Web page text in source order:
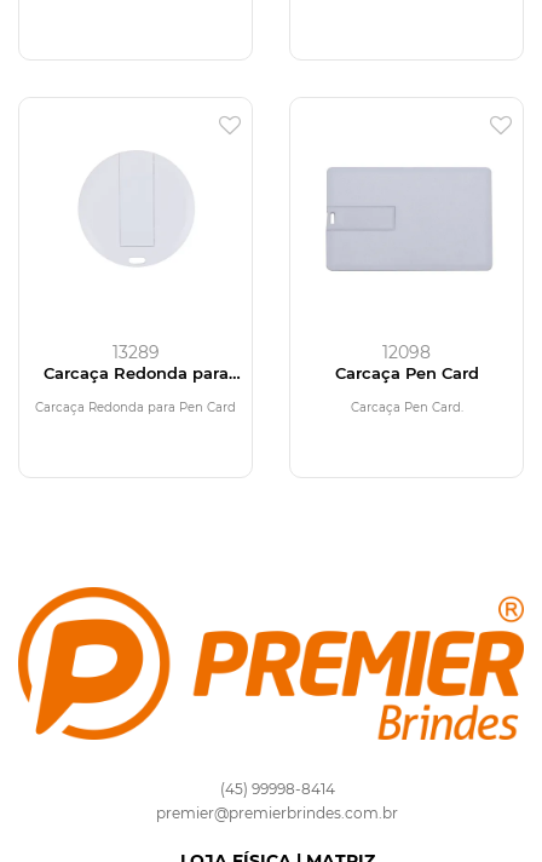
13289
Carcaça Redonda para
Carcaça Redonda para Pen Card
12098
Carcaça Pen Card
Carcaça Pen Card.
(45) 99998-8414
premier@premierbrindes.com.br